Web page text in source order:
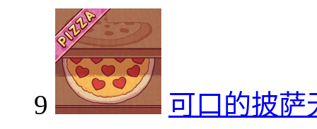
9
可口的披萨